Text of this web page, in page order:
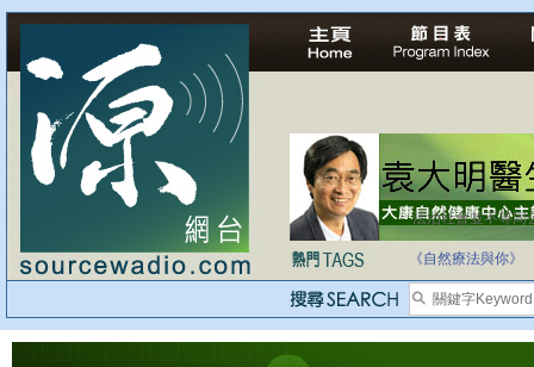
法治社會並不等同
《自然療法與你》